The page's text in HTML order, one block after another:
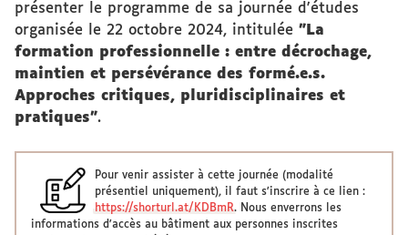
présenter le programme de sa journée d'études
organisée le 22 octobre 2024, intitulée "La
formation professionnelle : entre décrochage,
maintien et persévérance des formé.e.s.
Approches critiques, pluridisciplinaires et
pratiques".
Pour venir assister à cette journée (modalité
présentiel uniquement), il faut s'inscrire à ce lien :
https://shorturl.at/KDBmR. Nous enverrons les
informations d'accès au bâtiment aux personnes inscrites